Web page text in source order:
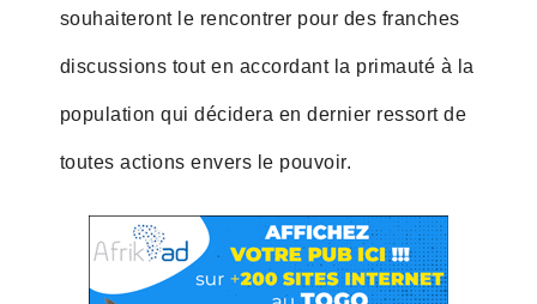
souhaiteront le rencontrer pour des franches
discussions tout en accordant la primauté à la
population qui décidera en dernier ressort de
toutes actions envers le pouvoir.